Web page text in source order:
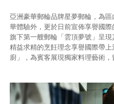
亞洲豪華郵輪品牌星夢郵輪，為
華體驗外，更於日前宣佈享譽國
旗下第一艘郵輪「雲頂夢號」呈
精益求精的烹飪理念享譽國際帶
廚」，為賓客展現獨家料理藝術，